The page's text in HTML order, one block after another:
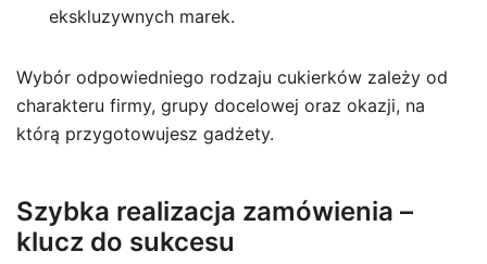
ekskluzywnych marek.
Wybór odpowiedniego rodzaju cukierków zależy od
charakteru firmy, grupy docelowej oraz okazji, na
którą przygotowujesz gadżety.
Szybka realizacja zamówienia –
klucz do sukcesu